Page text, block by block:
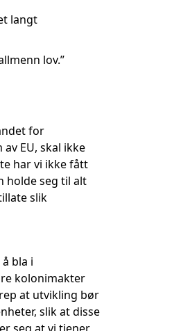
langt
lov.”
for
EU, skal ikke
har vi ikke fått
holde seg til alt
slik
bla i
kolonimakter
at utvikling bør
slik at disse